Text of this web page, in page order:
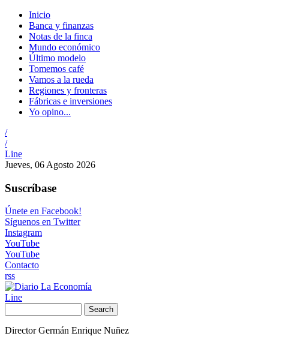
Inicio
Banca y finanzas
Notas de la finca
Mundo económico
Último modelo
Tomemos café
Vamos a la rueda
Regiones y fronteras
Fábricas e inversiones
Yo opino...
/
/
Line
Jueves, 06 Agosto 2026
Suscríbase
Únete en Facebook!
Síguenos en Twitter
Instagram
YouTube
YouTube
Contacto
rss
Line
Search
Director Germán Enrique Nuñez